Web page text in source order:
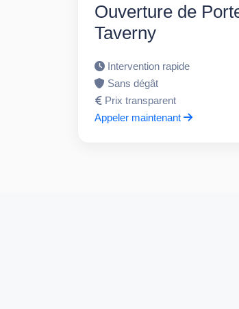
Ouverture de
Taverny
Intervention rapide
Sans dégât
Prix transparent
Appeler maintenant